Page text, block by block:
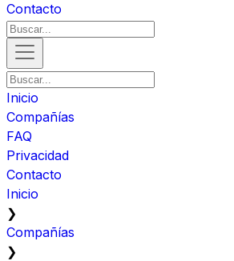
Contacto
Inicio
Compañías
FAQ
Privacidad
Contacto
Inicio
❯
Compañías
❯